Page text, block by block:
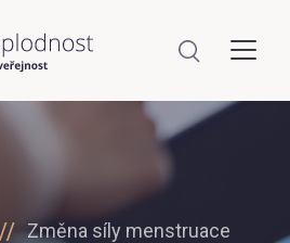
Změna síly menstruace